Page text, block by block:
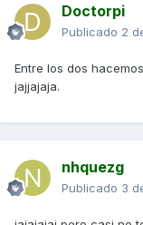
Doctorpi
Publicado 2
Entre los dos
jajjajaja.
nhquezg
Publicado 3